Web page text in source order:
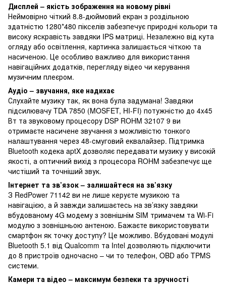
Дисплей – якість зображення на новому рівні
Неймовірно чіткий 8.8-дюймовий екран з роздільною
здатністю 1280*480 пікселів забезпечує природні кольори та
високу яскравість завдяки IPS матриці. Незалежно від кута
огляду або освітлення, картинка залишається чіткою та
насиченою. Це особливо важливо для використання
навігаційних додатків, перегляду відео чи керування
музичним плеєром.
Аудіо – звучання, яке надихає
Слухайте музику так, як вона була задумана! Завдяки
підсилювачу TDA 7850 (MOSFET, HI-FI) потужністю до 4x45
Вт та звуковому процесору DSP ROHM 32107 9 ви
отримаєте насичене звучання з можливістю тонкого
налаштування через 48-смуговий еквалайзер. Підтримка
Bluetooth кодека aptX дозволяє передавати музику у високій
якості, а оптичний вихід з процесора ROHM забезпечує ще
чистіший та точніший звук.
Інтернет та зв’язок – залишайтеся на зв’язку
З RedPower 71142 ви не лише керуєте музикою та
навігацією, а й завжди залишаєтесь на зв’язку завдяки
вбудованому 4G модему з зовнішнім SIM тримачем та Wi-Fi
модулю з зовнішньою антеною. Бажаєте використовувати
смартфон як точку доступу? Це можливо. Вбудовані модулі
Bluetooth 5.1 від Qualcomm та Intel дозволяють підключити
до 8 пристроїв одночасно – чи то телефон, OBD або TPMS
системи.
Камери та відео – максимум безпеки та зручності